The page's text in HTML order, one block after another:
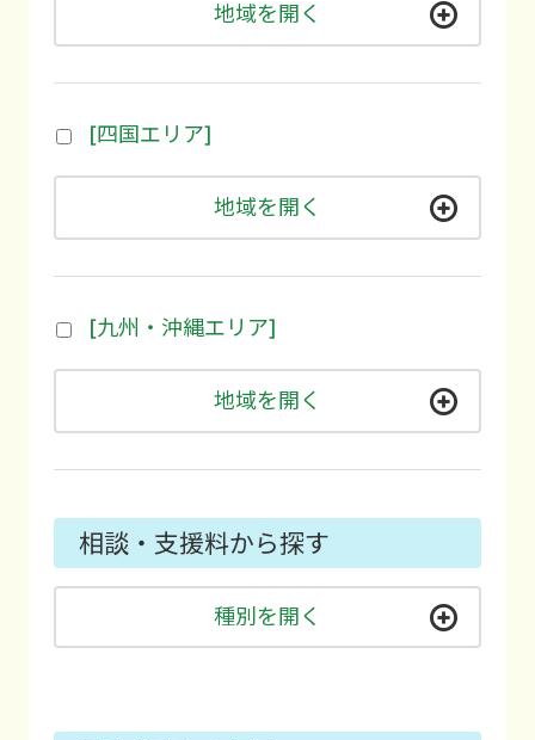
地域を開く
[四国エリア]
地域を開く
[九州・沖縄エリア]
地域を開く
相談・支援料から探す
種別を開く